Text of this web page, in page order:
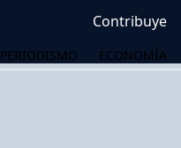
Contribuye
PERIODISMO ECONOMÍA